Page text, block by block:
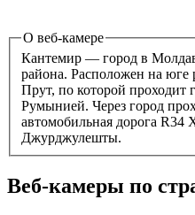
О веб-камере
Кантемир — город в
района. Расположен на юге
Прут, по которой проходит
Румынией. Через город
автомобильная дорога
Джурджулешты.
Веб-камеры по